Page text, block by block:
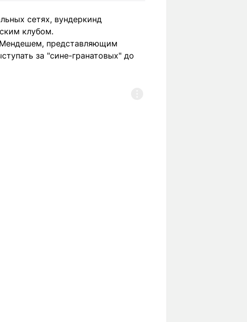
сетях, вундеркинд
клубом.
представляющим
за "сине-гранатовых" до